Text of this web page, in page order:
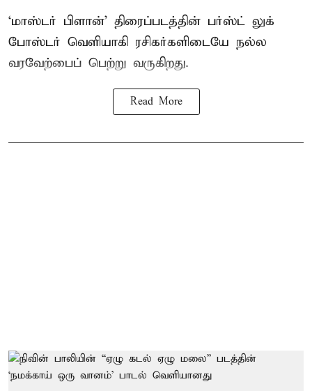
‘மாஸ்டர் பிளான்’ திரைப்படத்தின் பர்ஸ்ட் லுக்
போஸ்டர் வெளியாகி ரசிகர்களிடையே நல்ல
வரவேற்பைப் பெற்று வருகிறது.
Read More